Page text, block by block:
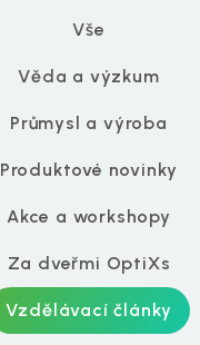
Vše
Věda a výzkum
Průmysl a výroba
Produktové novinky
Akce a workshopy
Za dveřmi OptiXs
Vzdělávací články